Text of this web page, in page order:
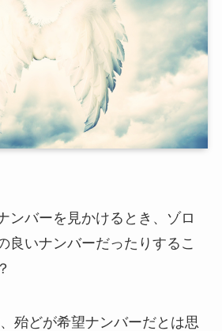
ンバーを見かけるとき、ゾロ
良いナンバーだったりするこ
殆どが希望ナンバーだとは思